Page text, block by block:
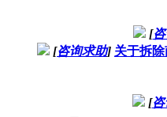
[
[咨询求助] 关于拆
[咨